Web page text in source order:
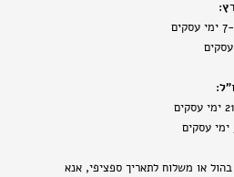
או משלוח לתאריך ספציפי, אנא